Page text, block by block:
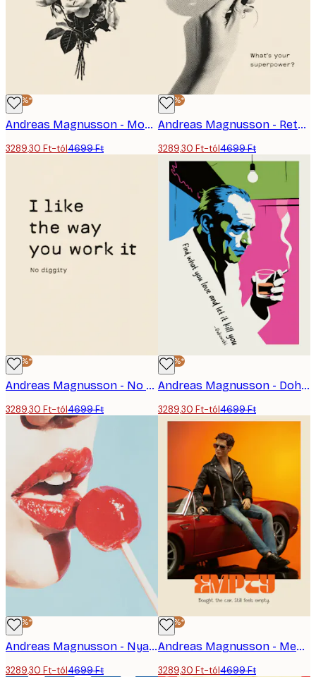
-30%*
Andreas Magnusson - Monokróm Rózsacsokor Poszter
3289,30 Ft-tól4699 Ft
-30%*
Andreas Magnusson - Retro Bor Poszter
3289,30 Ft-tól4699 Ft
-30%*
Andreas Magnusson - No Diggity Dalszöveg Poszter
3289,30 Ft-tól4699 Ft
-30%*
Andreas Magnusson - Dohányzó Férfi Elgondolkodtató Idézet Poszter
3289,30 Ft-tól4699 Ft
-30%*
Andreas Magnusson - Nyalóka Ajkak Poszter
3289,30 Ft-tól4699 Ft
-30%*
Andreas Magnusson - Menő Férfi Piros Autó Poszter
3289,30 Ft-tól4699 Ft